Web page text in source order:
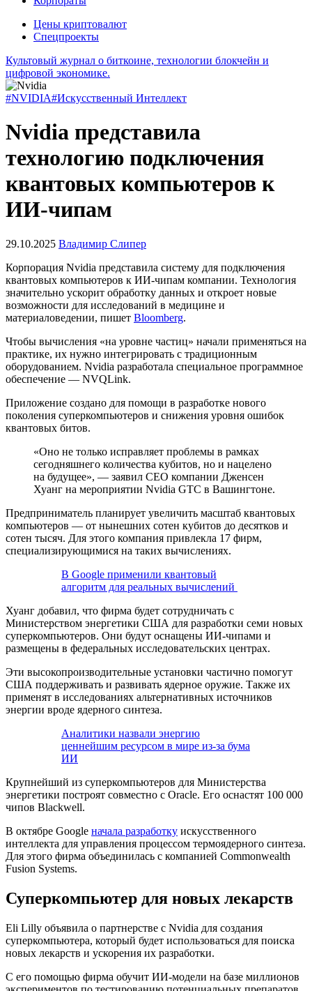
Цены криптовалют
Спецпроекты
Культовый журнал о биткоине, технологии блокчейн и
цифровой экономике.
#NVIDIA#Искусственный Интеллект
Nvidia представила
технологию подключения
квантовых компьютеров к
ИИ-чипам
29.10.2025 Владимир Слипер
Корпорация Nvidia представила систему для подключения
квантовых компьютеров к ИИ-чипам компании. Технология
значительно ускорит обработку данных и откроет новые
возможности для исследований в медицине и
материаловедении, пишет Bloomberg.
Чтобы вычисления «на уровне частиц» начали применяться на
практике, их нужно интегрировать с традиционным
оборудованием. Nvidia разработала специальное программное
обеспечение — NVQLink.
Приложение создано для помощи в разработке нового
поколения суперкомпьютеров и снижения уровня ошибок
квантовых битов.
«Оно не только исправляет проблемы в рамках
сегодняшнего количества кубитов, но и нацелено
на будущее», — заявил CEO компании Дженсен
Хуанг на мероприятии Nvidia GTC в Вашингтоне.
Предприниматель планирует увеличить масштаб квантовых
компьютеров — от нынешних сотен кубитов до десятков и
сотен тысяч. Для этого компания привлекла 17 фирм,
специализирующимися на таких вычислениях.
В Google применили квантовый
алгоритм для реальных вычислений
Хуанг добавил, что фирма будет сотрудничать с
Министерством энергетики США для разработки семи новых
суперкомпьютеров. Они будут оснащены ИИ-чипами и
размещены в федеральных исследовательских центрах.
Эти высокопроизводительные установки частично помогут
США поддерживать и развивать ядерное оружие. Также их
применят в исследованиях альтернативных источников
энергии вроде ядерного синтеза.
Аналитики назвали энергию
ценнейшим ресурсом в мире из-за бума
ИИ
Крупнейший из суперкомпьютеров для Министерства
энергетики построят совместно с Oracle. Его оснастят 100 000
чипов Blackwell.
В октябре Google начала разработку искусственного
интеллекта для управления процессом термоядерного синтеза.
Для этого фирма объединилась с компанией Commonwealth
Fusion Systems.
Суперкомпьютер для новых лекарств
Eli Lilly объявила о партнерстве с Nvidia для создания
суперкомпьютера, который будет использоваться для поиска
новых лекарств и ускорения их разработки.
С его помощью фирма обучит ИИ-модели на базе миллионов